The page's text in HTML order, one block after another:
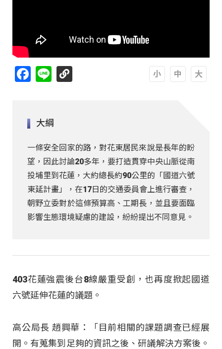
Facebook
Line
大綱
一條安全回家的路，對花東居民來說是長年的盼
望，因此討論20多年，要打造貫穿中央山脈從南
投埔里到花蓮，大約總長約90公里的「國道六號
東延計畫」，在17日的交通委員會上進行審查，
朝野立委對於這條預算高、工期長，並且要面臨
影響生態環境疑慮的建設，紛紛提出不同意見。
403花蓮強震後台8線嚴重受創，也再度掀起國道
六號延伸花蓮的議題。
高公局長 趙興華：「目前相關的課題調查已經展
開。有蒐集到足夠的資訊之後、研議解決方案後。